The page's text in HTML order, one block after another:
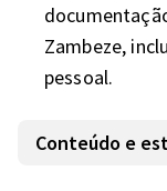
Zambeze,
Conteúdo e